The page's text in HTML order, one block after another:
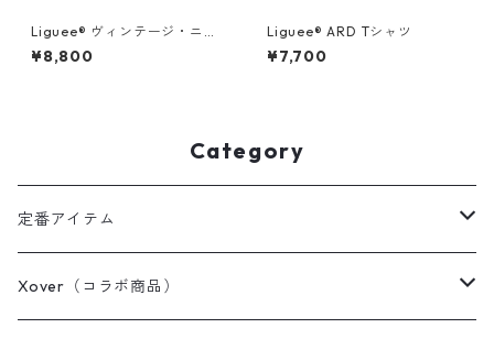
Liguee®️ ヴィンテージ・ニュ
アンス Tシャツ（刺繍ロゴ）タ
ーコイズブルー
¥8,800
Liguee®️ ARD Tシャツ
¥7,700
Category
定番アイテム
Tシャツ / カットソー
Xover（コラボ商品）